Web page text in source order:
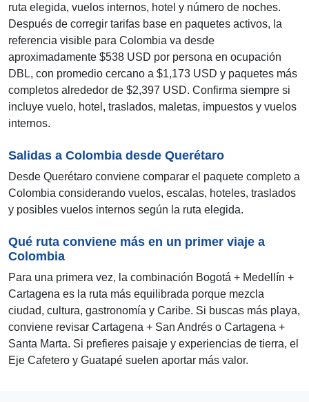
ruta elegida, vuelos internos, hotel y número de noches.
Después de corregir tarifas base en paquetes activos, la
referencia visible para Colombia va desde
aproximadamente $538 USD por persona en ocupación
DBL, con promedio cercano a $1,173 USD y paquetes más
completos alrededor de $2,397 USD. Confirma siempre si
incluye vuelo, hotel, traslados, maletas, impuestos y vuelos
internos.
Salidas a Colombia desde Querétaro
Desde Querétaro conviene comparar el paquete completo a
Colombia considerando vuelos, escalas, hoteles, traslados
y posibles vuelos internos según la ruta elegida.
Qué ruta conviene más en un primer viaje a
Colombia
Para una primera vez, la combinación Bogotá + Medellín +
Cartagena es la ruta más equilibrada porque mezcla
ciudad, cultura, gastronomía y Caribe. Si buscas más playa,
conviene revisar Cartagena + San Andrés o Cartagena +
Santa Marta. Si prefieres paisaje y experiencias de tierra, el
Eje Cafetero y Guatapé suelen aportar más valor.